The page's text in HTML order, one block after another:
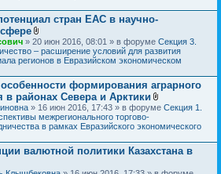
е
н
и
я
стран ЕАС в научно-
В
л
о
е
н
и
я
» 20 июн 2016, 08:01 » в форуме Секция 3.
– расширение условий для развития
регионов в Евразийском экономическом
формирования аграрного
в районах Севера и Арктики
В
о
е
н
я
» 16 июн 2016, 17:43 » в форуме Секция 1.
межрегионального торгово-
в рамках Евразийского экономического
валютной политики Казахстана в